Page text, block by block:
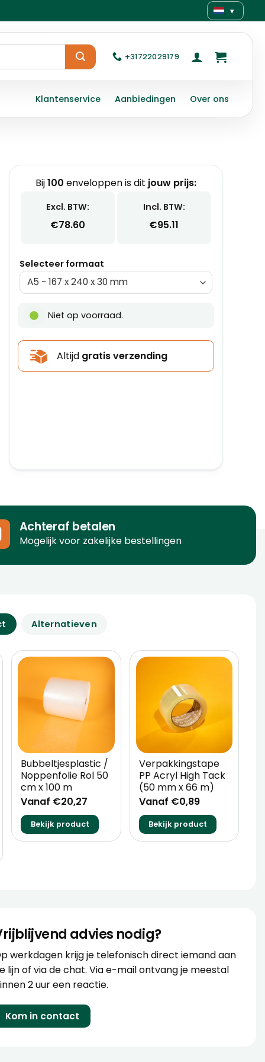
▾
+31722029179
Klantenservice Aanbiedingen Over ons
Bij100 enveloppen is dit jouw prijs:
Excl. BTW:
€78.60
Incl. BTW:
€95.11
Selecteer formaat
Niet op voorraad.
Altijd gratis verzending
Achteraf betalen
Mogelijk voor zakelijke bestellingen
Alternatieven
Bubbeltjesplastic /
Noppenfolie Rol 50
cm x 100 m
Vanaf €20,27
Bekijk product
Verpakkingstape
PP Acryl High Tack
(50 mm x 66 m)
Vanaf €0,89
Bekijk product
advies nodig?
werkdagen krijg je telefonisch direct iemand aan
lijn of via de chat. Via e-mail ontvang je meestal
2 uur een reactie.
Kom in contact